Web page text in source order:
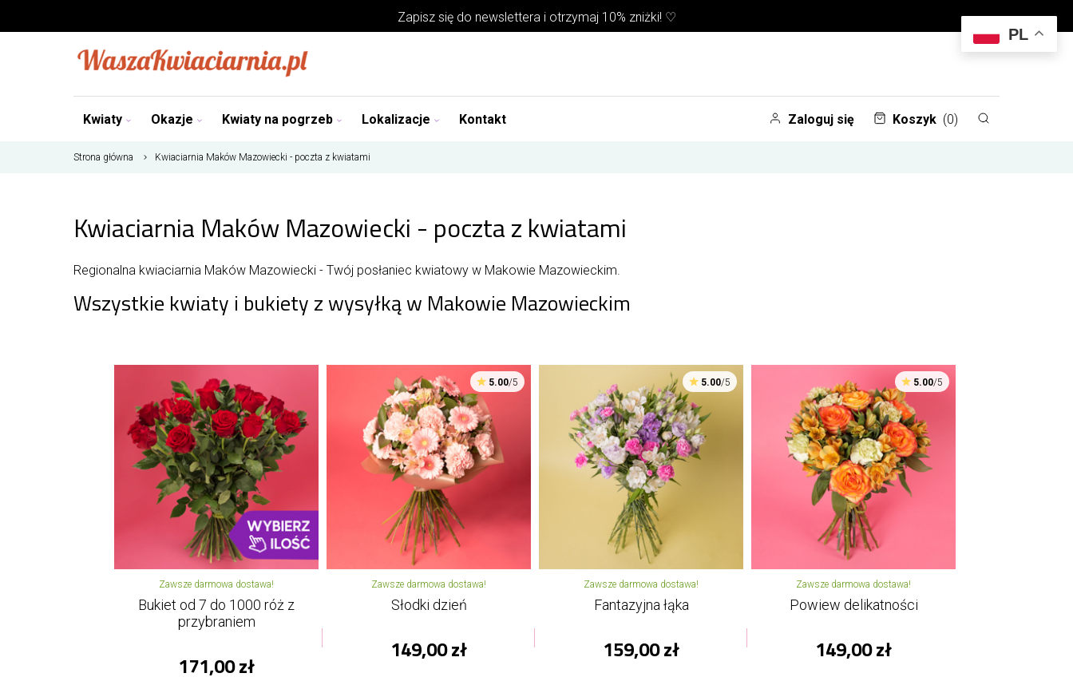
Zapisz się do newsletterai otrzymaj 10% zniżki! ♡
Kwiaty Okazje Kwiaty na pogrzeb Lokalizacje Kontakt Zaloguj się Koszyk (0)
Strona główna Kwiaciarnia Maków Mazowiecki - poczta z kwiatami
Kwiaciarnia Maków Mazowiecki - poczta z kwiatami
Regionalna kwiaciarnia Maków Mazowiecki - Twój posłaniec kwiatowy w Makowie Mazowieckim.
Wszystkie kwiaty i bukiety z wysyłką w Makowie Mazowieckim
Zawsze darmowa dostawa!
Bukiet od 7 do 1000 róż z
przybraniem
171,00 zł
5.00/5
Zawsze darmowa dostawa!
Słodki dzień
149,00 zł
5.00/5
Zawsze darmowa dostawa!
Fantazyjna łąka
159,00 zł
5.00/5
Zawsze darmowa dostawa!
Powiew delikatności
149,00 zł
PL